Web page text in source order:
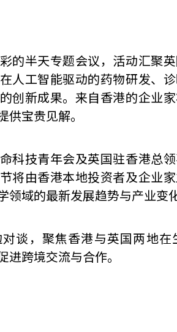
的半天专题会议，活动汇聚
人工智能驱动的药物研发、
创新成果。来自香港的企业
宝贵见解。
科技青年会及英国驻香港总
将由香港本地投资者及企业
领域的最新发展趋势与产业变化
谈，聚焦香港与英国两地
跨境交流与合作。